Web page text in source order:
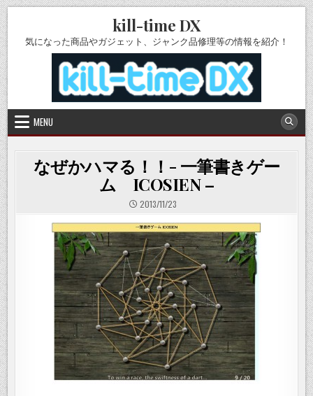
Skip
to
content
kill-time DX
気になった商品やガジェット、ジャンク品修理等の情報を紹介！
MENU
なぜかハマる！！- 一筆書きゲー
ム ICOSIEN –
2013/11/23